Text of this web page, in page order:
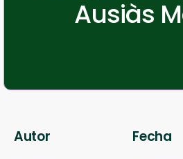
Ausiàs
Autor Fecha